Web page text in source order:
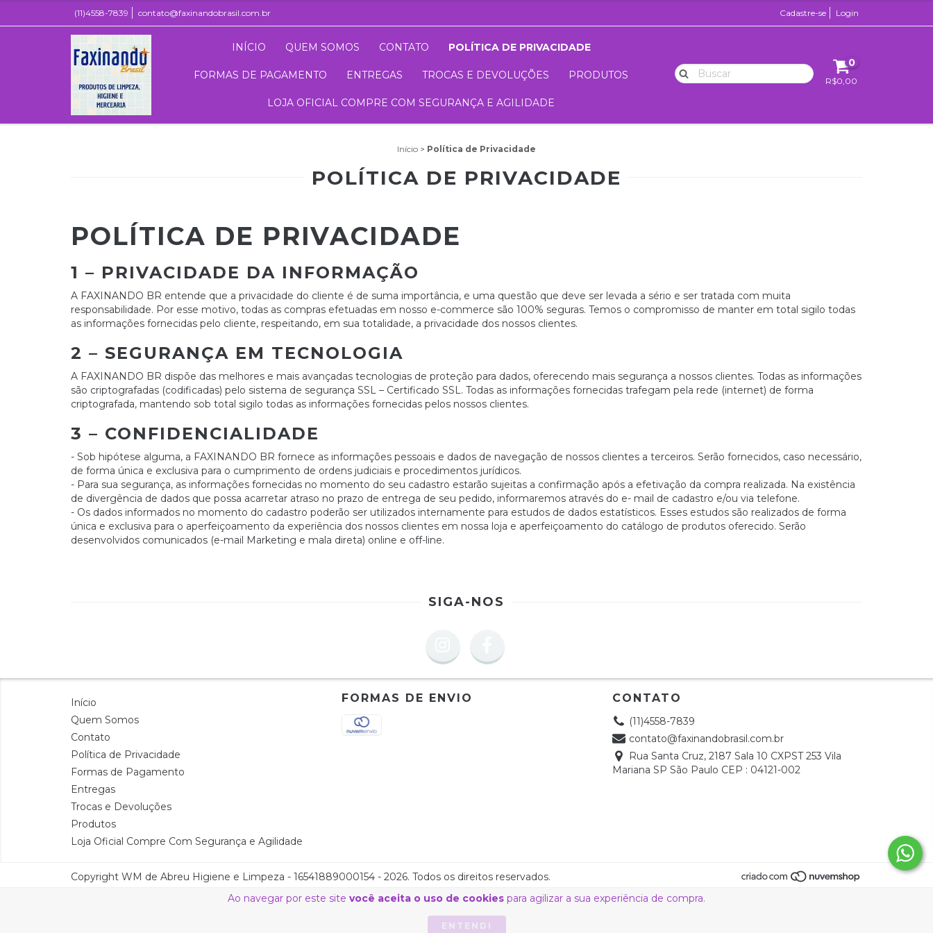
Ao navegar por este site você aceita o uso de cookies para agilizar a sua experiência de compra.
ENTENDI
(11)4558-7839 contato@faxinandobrasil.com.br Cadastre-se Login
INÍCIO QUEM SOMOS CONTATO POLÍTICA DE PRIVACIDADE
FORMAS DE PAGAMENTO ENTREGAS TROCAS E DEVOLUÇÕES PRODUTOS
LOJA OFICIAL COMPRE COM SEGURANÇA E AGILIDADE
0
R$0,00
Início > Política de Privacidade
POLÍTICA DE PRIVACIDADE
POLÍTICA DE PRIVACIDADE
1 – PRIVACIDADE DA INFORMAÇÃO
A FAXINANDO BR entende que a privacidade do cliente é de suma importância, e uma questão que deve ser levada a sério e ser tratada com muita
responsabilidade. Por esse motivo, todas as compras efetuadas em nosso e-commerce são 100% seguras. Temos o compromisso de manter em total sigilo todas
as informações fornecidas pelo cliente, respeitando, em sua totalidade, a privacidade dos nossos clientes.
2 – SEGURANÇA EM TECNOLOGIA
A FAXINANDO BR dispõe das melhores e mais avançadas tecnologias de proteção para dados, oferecendo mais segurança a nossos clientes. Todas as informações
são criptografadas (codificadas) pelo sistema de segurança SSL – Certificado SSL. Todas as informações fornecidas trafegam pela rede (internet) de forma
criptografada, mantendo sob total sigilo todas as informações fornecidas pelos nossos clientes.
3 – CONFIDENCIALIDADE
- Sob hipótese alguma, a FAXINANDO BR fornece as informações pessoais e dados de navegação de nossos clientes a terceiros. Serão fornecidos, caso necessário,
de forma única e exclusiva para o cumprimento de ordens judiciais e procedimentos jurídicos.
- Para sua segurança, as informações fornecidas no momento do seu cadastro estarão sujeitas a confirmação após a efetivação da compra realizada. Na existência
de divergência de dados que possa acarretar atraso no prazo de entrega de seu pedido, informaremos através do e- mail de cadastro e/ou via telefone.
- Os dados informados no momento do cadastro poderão ser utilizados internamente para estudos de dados estatísticos. Esses estudos são realizados de forma
única e exclusiva para o aperfeiçoamento da experiência dos nossos clientes em nossa loja e aperfeiçoamento do catálogo de produtos oferecido. Serão
desenvolvidos comunicados (e-mail Marketing e mala direta) online e off-line.
SIGA-NOS
Início
Quem Somos
Contato
Política de Privacidade
Formas de Pagamento
Entregas
Trocas e Devoluções
Produtos
Loja Oficial Compre Com Segurança e Agilidade
FORMAS DE ENVIO CONTATO
(11)4558-7839
contato@faxinandobrasil.com.br
Rua Santa Cruz, 2187 Sala 10 CXPST 253 Vila
Mariana SP São Paulo CEP : 04121-002
Copyright WM de Abreu Higiene e Limpeza - 16541889000154 - 2026. Todos os direitos reservados.